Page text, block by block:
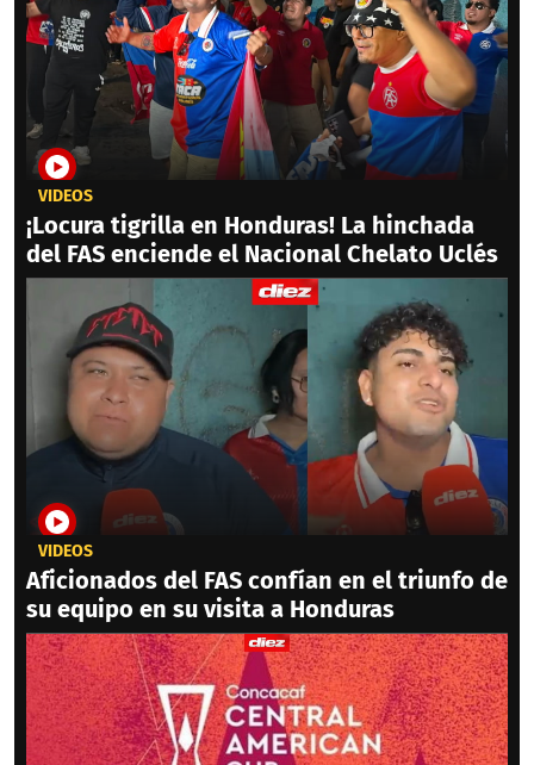
VIDEOS
¡Locura tigrilla en Honduras! La hinchada
del FAS enciende el Nacional Chelato Uclés
VIDEOS
Aficionados del FAS confían en el triunfo de
su equipo en su visita a Honduras